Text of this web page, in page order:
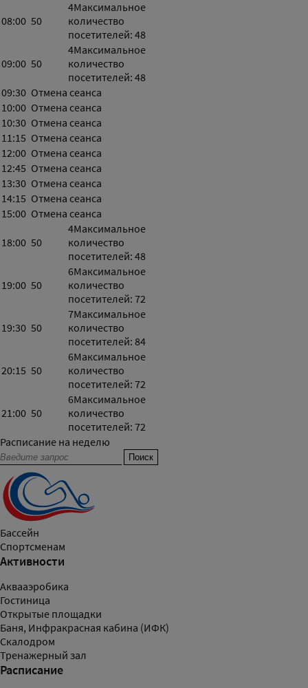
08:00 50
4Максимальное
количество
посетителей: 48
09:00 50
4Максимальное
количество
посетителей: 48
09:30 Отмена сеанса
10:00 Отмена сеанса
10:30 Отмена сеанса
11:15 Отмена сеанса
12:00 Отмена сеанса
12:45 Отмена сеанса
13:30 Отмена сеанса
14:15 Отмена сеанса
15:00 Отмена сеанса
18:00 50
4Максимальное
количество
посетителей: 48
19:00 50
6Максимальное
количество
посетителей: 72
19:30 50
7Максимальное
количество
посетителей: 84
20:15 50
6Максимальное
количество
посетителей: 72
21:00 50
6Максимальное
количество
посетителей: 72
Расписание на неделю
Бассейн
Спортсменам
Активности
Аквааэробика
Гостиница
Открытые площадки
Баня, Инфракрасная кабина (ИФК)
Скалодром
Тренажерный зал
Расписание